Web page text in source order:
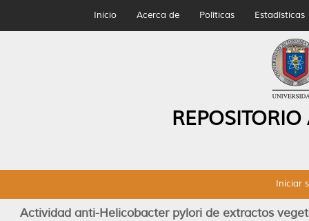
Inicio Acerca de Políticas Estadísticas
Iniciar
Actividad anti-Helicobacter pylori de extractos